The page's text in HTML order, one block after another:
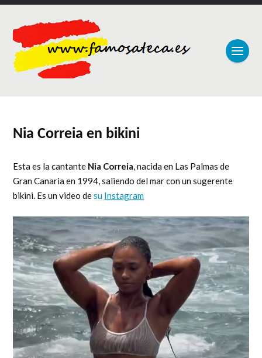
Nia Correia en bikini
Esta es la cantante Nia Correia, nacida en Las Palmas de
Gran Canaria en 1994, saliendo del mar con un sugerente
bikini. Es un video desu Instagram